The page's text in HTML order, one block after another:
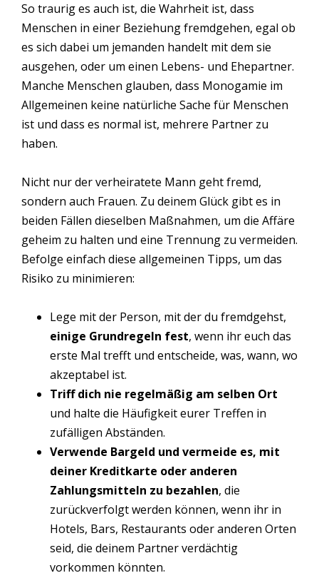
So traurig es auch ist, die Wahrheit ist, dass
Menschen in einer Beziehung fremdgehen, egal ob
es sich dabei um jemanden handelt mit dem sie
ausgehen, oder um einen Lebens- und Ehepartner.
Manche Menschen glauben, dass Monogamie im
Allgemeinen keine natürliche Sache für Menschen
ist und dass es normal ist, mehrere Partner zu
haben.
Nicht nur der verheiratete Mann geht fremd,
sondern auch Frauen. Zu deinem Glück gibt es in
beiden Fällen dieselben Maßnahmen, um die Affäre
geheim zu halten und eine Trennung zu vermeiden.
Befolge einfach diese allgemeinen Tipps, um das
Risiko zu minimieren:
Lege mit der Person, mit der du fremdgehst,
einige Grundregeln fest, wenn ihr euch das
erste Mal trefft und entscheide, was, wann, wo
akzeptabel ist.
Triff dich nie regelmäßig am selben Ort
und halte die Häufigkeit eurer Treffen in
zufälligen Abständen.
Verwende Bargeld und vermeide es, mit
deiner Kreditkarte oder anderen
Zahlungsmitteln zu bezahlen, die
zurückverfolgt werden können, wenn ihr in
Hotels, Bars, Restaurants oder anderen Orten
seid, die deinem Partner verdächtig
vorkommen könnten.